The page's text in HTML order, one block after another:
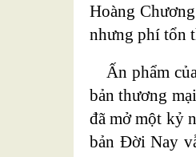
Hoàng
nhưng phí tổn
Ấn phẩm
bản thương
đã mở một kỷ
bản Đời Nay